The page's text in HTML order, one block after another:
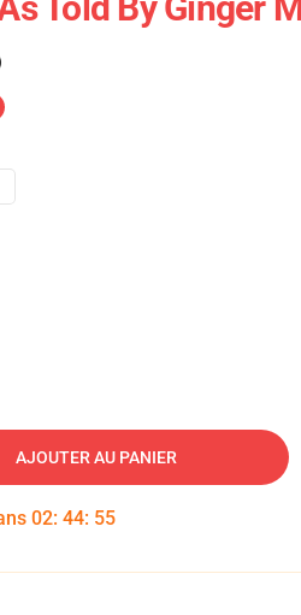
AJOUTER AU PANIER
02: 44: 54